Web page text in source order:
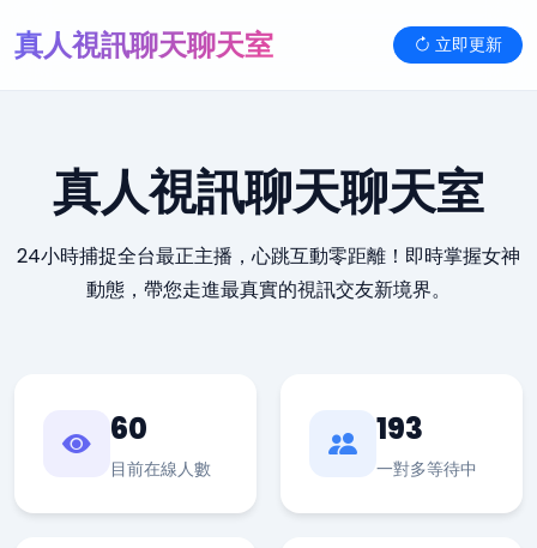
真人視訊聊天聊天室 立即更新
真人視訊聊天聊天室
24小時捕捉全台最正主播，心跳互動零距離！即時掌握女神
動態，帶您走進最真實的視訊交友新境界。
60
目前在線人數
193
一對多等待中